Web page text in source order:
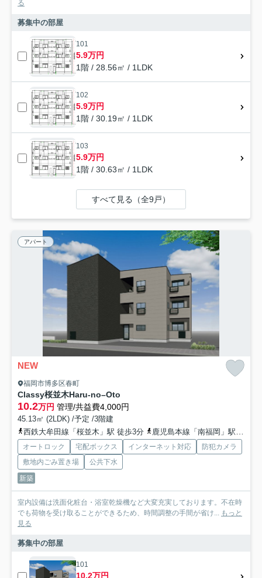
る
募集中の部屋
101
5.9万円
1階 / 28.56㎡ / 1LDK
102
5.9万円
1階 / 30.19㎡ / 1LDK
103
5.9万円
1階 / 30.63㎡ / 1LDK
すべて見る（全9戸）
アパート
NEW
福岡市博多区春町
Classy桜並木Haru-no–Oto
10.2万円 管理/共益費4,000円
45.13㎡ (2LDK) /予定 /3階建
西鉄大牟田線「桜並木」駅 徒歩3分
鹿児島本線「南福岡」駅 徒歩11分
オートロック 宅配ボックス インターネット対応
防犯カメラ
敷地内ごみ置き場
公共下水
新築
室内設備は洗面化粧台・浴室乾燥機など大変充実しております。不在時
でも荷物を受け取ることができるため、時間調整の手間が省け... もっと
見る
募集中の部屋
101
10.2万円